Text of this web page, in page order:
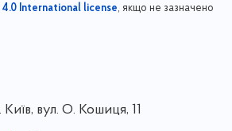
International license, якщо не зазначено
вул. О. Кошиця, 11